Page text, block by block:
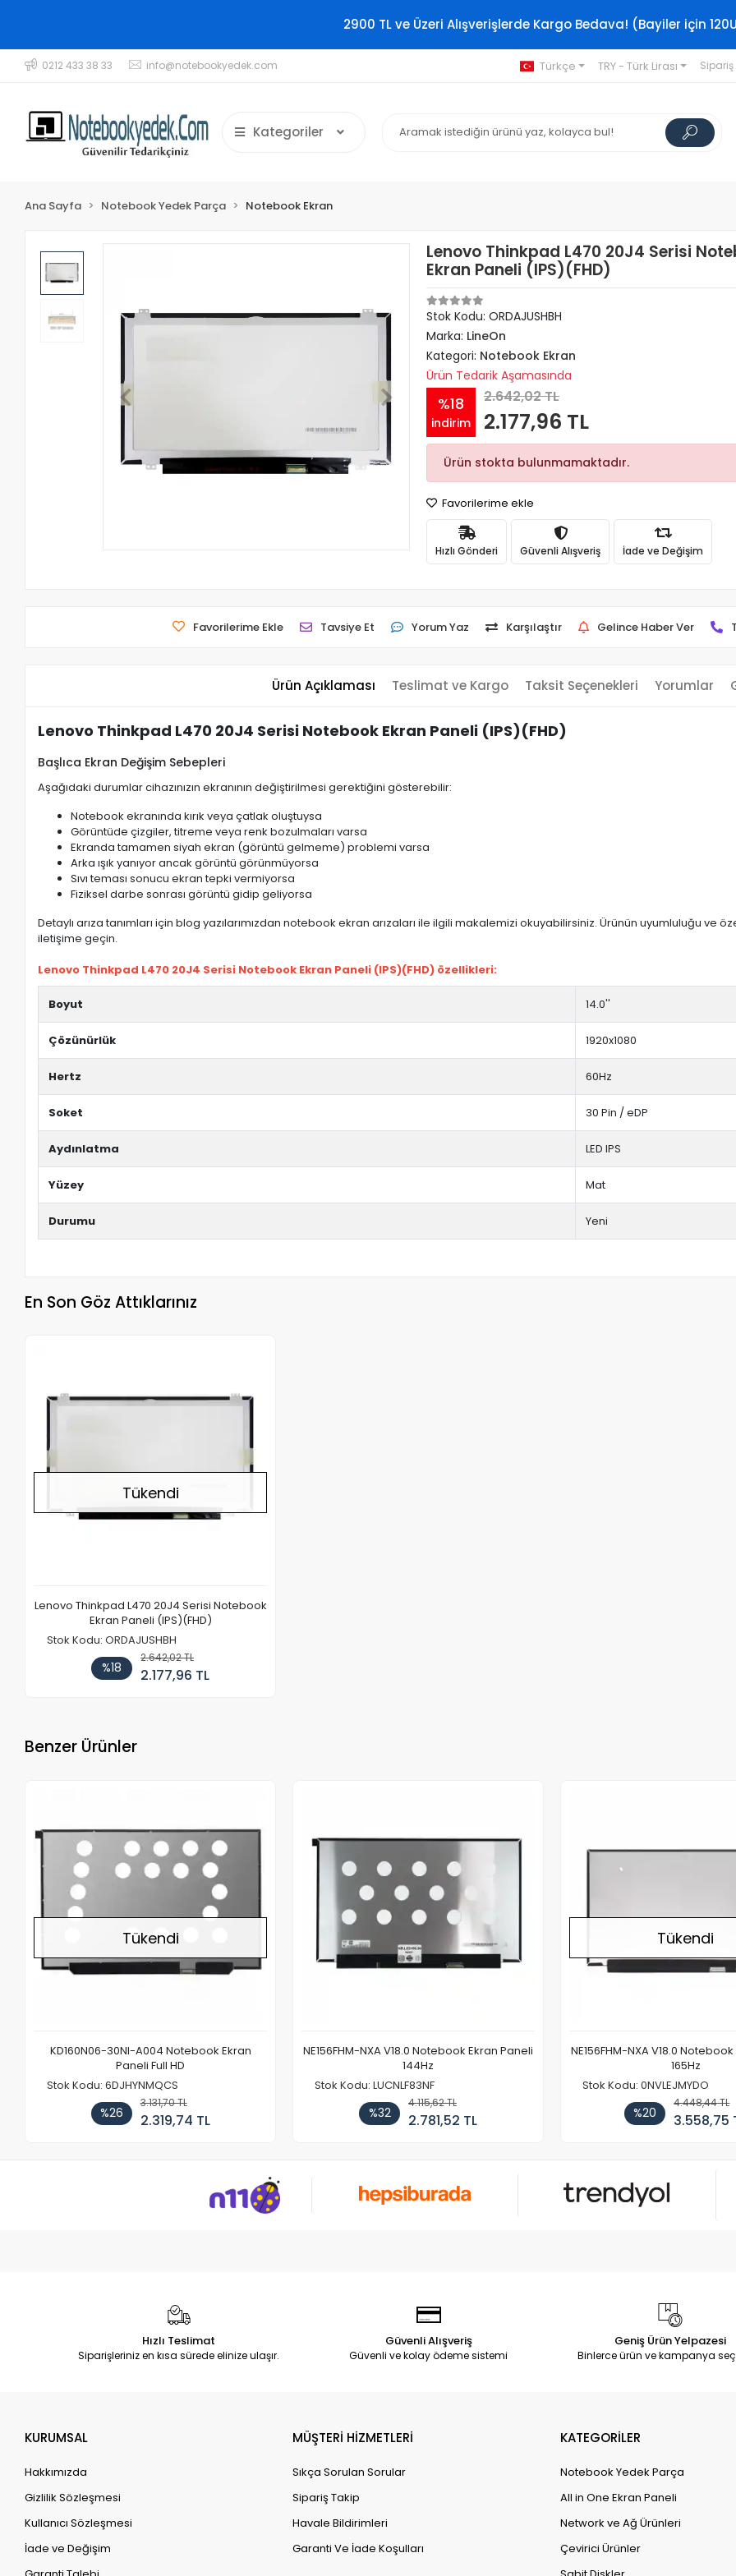
2900 TL ve Üzeri Alışverişlerde Kargo Bedava! (Bayiler için
0212 433 38 33 info@notebookyedek.com Türkçe TRY - Türk Lirası
Kategoriler
Ana Sayfa Notebook Yedek Parça Notebook Ekran
Lenovo Thinkpad L470 20J4 Serisi
Ekran Paneli (IPS)(FHD)
Stok Kodu: ORDAJUSHBH
Marka: LineOn
Kategori: Notebook Ekran
Ürün Tedarik Aşamasında
%18
indirim
2.642,02 TL
2.177,96 TL
Ürün stokta bulunmamaktadır.
Favorilerime ekle
Hızlı Gönderi Güvenli Alışveriş İade ve Değişim
Favorilerime Ekle Tavsiye Et Yorum Yaz Karşılaştır Gelince Haber Ver
Ürün Açıklaması Teslimat ve Kargo Taksit Seçenekleri Yorumlar
Lenovo Thinkpad L470 20J4 Serisi Notebook Ekran Paneli (IPS)(FHD)
Başlıca Ekran Değişim Sebepleri
Aşağıdaki durumlar cihazınızın ekranının değiştirilmesi gerektiğini gösterebilir:
Notebook ekranında kırık veya çatlak oluştuysa
Görüntüde çizgiler, titreme veya renk bozulmaları varsa
Ekranda tamamen siyah ekran (görüntü gelmeme) problemi varsa
Arka ışık yanıyor ancak görüntü görünmüyorsa
Sıvı teması sonucu ekran tepki vermiyorsa
Fiziksel darbe sonrası görüntü gidip geliyorsa
Detaylı arıza tanımları için blog yazılarımızdan notebook ekran arızaları ile ilgili makalemizi okuyabilirsiniz. Ürünün uyumluluğu
iletişime geçin.
Lenovo Thinkpad L470 20J4 Serisi Notebook Ekran Paneli (IPS)(FHD) özellikleri:
Boyut 14.0''
Çözünürlük 1920x1080
Hertz 60Hz
Soket 30 Pin / eDP
Aydınlatma LED IPS
Yüzey Mat
Durumu Yeni
En Son Göz Attıklarınız
Tükendi
Lenovo Thinkpad L470 20J4 Serisi Notebook
Ekran Paneli (IPS)(FHD)
Stok Kodu: ORDAJUSHBH
%18
2.642,02 TL
2.177,96 TL
Benzer Ürünler
Tükendi
KD160N06-30NI-A004 Notebook Ekran
Paneli Full HD
Stok Kodu: 6DJHYNMQCS
%26
3.131,70 TL
2.319,74 TL
NE156FHM-NXA V18.0 Notebook Ekran Paneli
144Hz
Stok Kodu: LUCNLF83NF
%32
4.115,62 TL
2.781,52 TL
Tükendi
NE156FHM-NXA V18.0
165Hz
Stok Kodu: 0NVLEJMYDO
%20
4.448,44 TL
3.558,75
Hızlı Teslimat
Siparişleriniz en kısa sürede elinize ulaşır.
Güvenli Alışveriş
Güvenli ve kolay ödeme sistemi
Geniş Ürün Yelpazesi
Binlerce ürün ve kampanya
KURUMSAL
Hakkımızda
Gizlilik Sözleşmesi
Kullanıcı Sözleşmesi
İade ve Değişim
MÜŞTERİ HİZMETLERİ
Sıkça Sorulan Sorular
Sipariş Takip
Havale Bildirimleri
Garanti Ve İade Koşulları
KATEGORİLER
Notebook Yedek Parça
All in One Ekran Paneli
Network ve Ağ Ürünleri
Çevirici Ürünler